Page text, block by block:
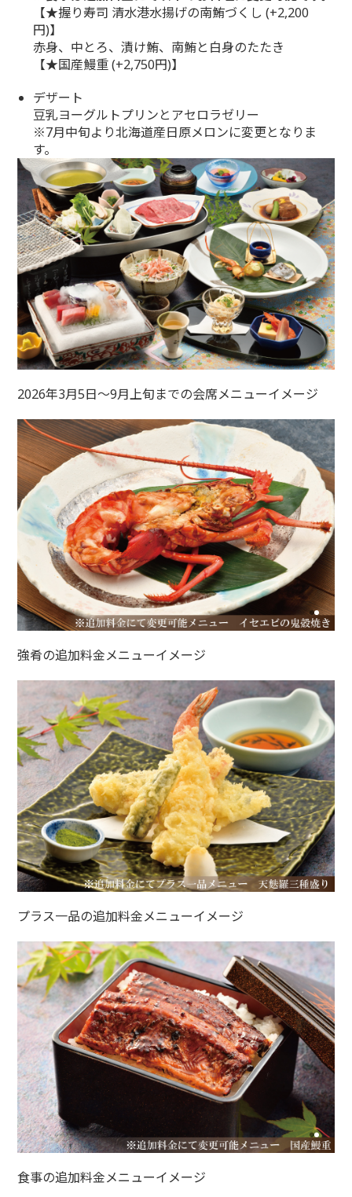
【★握り寿司 清水港水揚げの南鮪づくし (+2,200
円)】
赤身、中とろ、漬け鮪、南鮪と白身のたたき
【★国産鰻重 (+2,750円)】
デザート
豆乳ヨーグルトプリンとアセロラゼリー
※7月中旬より北海道産日原メロンに変更となりま
す。
2026年3月5日～9月上旬までの会席メニューイメージ
強肴の追加料金メニューイメージ
プラス一品の追加料金メニューイメージ
食事の追加料金メニューイメージ